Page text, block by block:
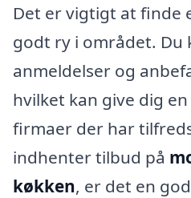
Det er vigtigt at finde
godt ry i området. Du
anmeldelser og
hvilket kan give dig
firmaer der har
indhenter tilbud på
køkken, er det en